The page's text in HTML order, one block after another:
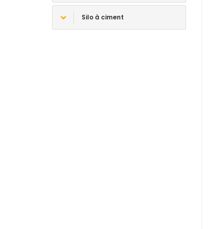
Silo à ciment